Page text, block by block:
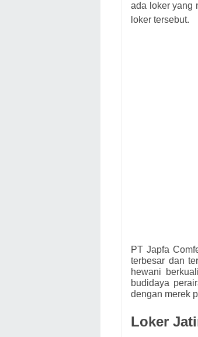
ada loker yang
loker tersebut.
PT Japfa
terbesar dan
hewani
budidaya
dengan merek
Loker